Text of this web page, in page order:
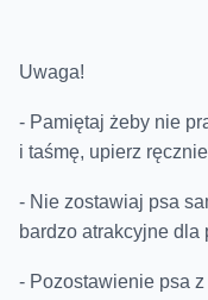
Uwaga!
- Pamiętaj żeby nie
i taśmę, upierz ręcznie
- Nie zostawiaj psa
bardzo atrakcyjne dla
- Pozostawienie psa